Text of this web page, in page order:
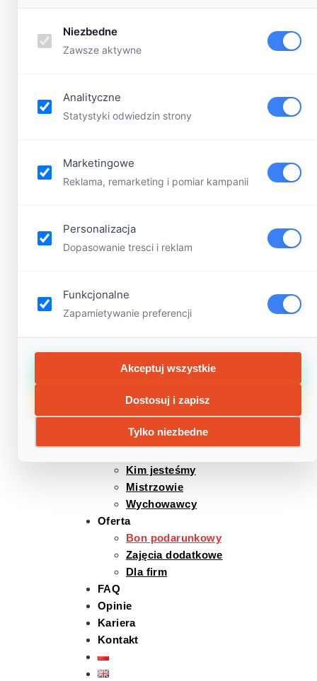
Home
Półkolonie
Kim jesteśmy
Mistrzowie
Wychowawcy
Oferta
Bon podarunkowy
Zajęcia dodatkowe
Dla firm
FAQ
Opinie
Kariera
Kontakt
Niezbedne
Zawsze aktywne
Analityczne
Statystyki odwiedzin strony
Marketingowe
Reklama, remarketing i pomiar kampanii
Personalizacja
Dopasowanie tresci i reklam
Funkcjonalne
Zapamietywanie preferencji
Akceptuj wszystkie
Dostosuj i zapisz
Tylko niezbedne